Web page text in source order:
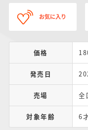
お気に入り
価格
発売日
売場 全
対象年齢 6